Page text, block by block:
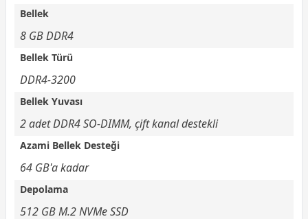
Bellek
8 GB DDR4
Bellek Türü
DDR4-3200
Bellek Yuvası
2 adet DDR4 SO-DIMM, çift kanal destekli
Azami Bellek Desteği
64 GB'a kadar
Depolama
512 GB M.2 NVMe SSD